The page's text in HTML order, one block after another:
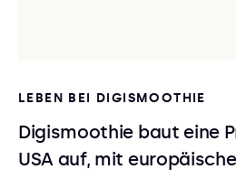
LEBEN BEI DIGISMOOTHIE
Digismoothie baut eine
USA auf, mit